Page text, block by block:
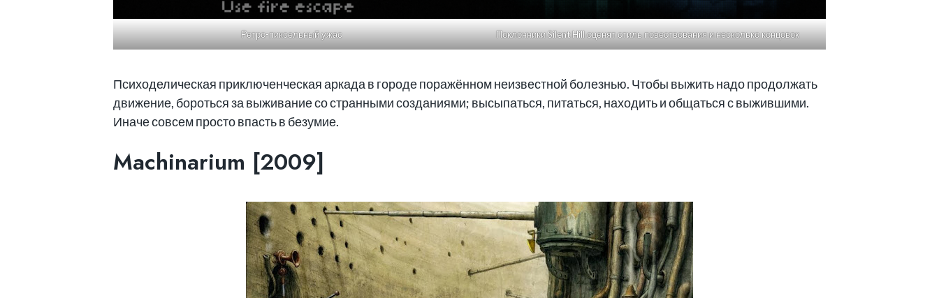
Ретро-пиксельный ужас Поклонники Silent Hill оценят стиль повествования и несколько концовок
Психоделическая приключенческая аркада в городе поражённом неизвестной болезнью. Чтобы выжить надо продолжать
движение, бороться за выживание со странными созданиями; высыпаться, питаться, находить и общаться с выжившими.
Иначе совсем просто впасть в безумие.
Machinarium [2009]